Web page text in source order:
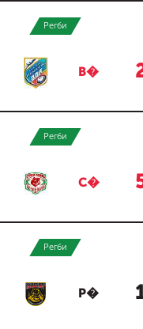
Регби
В�
Регби
С�
Регби
Р�